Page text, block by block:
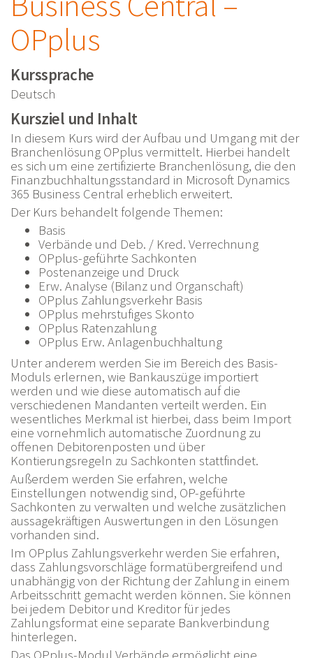
OPplus
Kurssprache
Deutsch
Kursziel und Inhalt
In diesem Kurs wird der Aufbau und Umgang mit der
Branchenlösung OPplus vermittelt. Hierbei handelt
es sich um eine zertifizierte Branchenlösung, die den
Finanzbuchhaltungsstandard in Microsoft Dynamics
365 Business Central erheblich erweitert.
Der Kurs behandelt folgende Themen:
Basis
Verbände und Deb. / Kred. Verrechnung
OPplus-geführte Sachkonten
Postenanzeige und Druck
Erw. Analyse (Bilanz und Organschaft)
OPplus Zahlungsverkehr Basis
OPplus mehrstufiges Skonto
OPplus Ratenzahlung
OPplus Erw. Anlagenbuchhaltung
Unter anderem werden Sie im Bereich des Basis-
Moduls erlernen, wie Bankauszüge importiert
werden und wie diese automatisch auf die
verschiedenen Mandanten verteilt werden. Ein
wesentliches Merkmal ist hierbei, dass beim Import
eine vornehmlich automatische Zuordnung zu
offenen Debitorenposten und über
Kontierungsregeln zu Sachkonten stattfindet.
Außerdem werden Sie erfahren, welche
Einstellungen notwendig sind, OP-geführte
Sachkonten zu verwalten und welche zusätzlichen
aussagekräftigen Auswertungen in den Lösungen
vorhanden sind.
Im OPplus Zahlungsverkehr werden Sie erfahren,
dass Zahlungsvorschläge formatübergreifend und
unabhängig von der Richtung der Zahlung in einem
Arbeitsschritt gemacht werden können. Sie können
bei jedem Debitor und Kreditor für jedes
Zahlungsformat eine separate Bankverbindung
hinterlegen.
Das OPplus-Modul Verbände ermöglicht eine